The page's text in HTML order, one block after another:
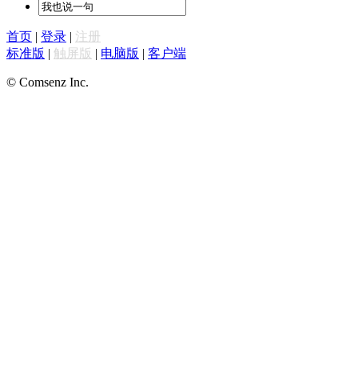
首页 | 登录 | 注册
标准版 | 触屏版 | 电脑版 | 客户端
© Comsenz Inc.